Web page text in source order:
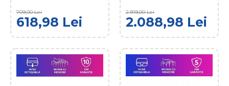
LIVRARE GRATUITĂ
669,00 Lei 508,98 Lei
COMPARĂ PRODUSUL
709,00 Lei
618,98 Lei
2.919,00 Lei
2.088,98 Lei